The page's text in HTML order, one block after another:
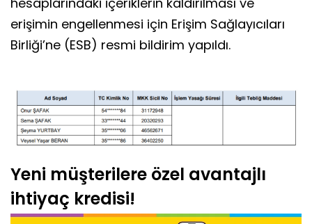
erişimin engellenmesi için Erişim Sağlayıcıları
Birliği’ne (ESB) resmi bildirim yapıldı.
Yeni müşterilere özel avantajlı
ihtiyaç kredisi!